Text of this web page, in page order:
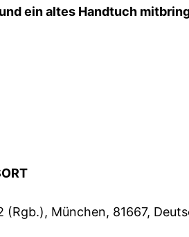
ein altes Handtuch
(Rgb.), München, 81667,